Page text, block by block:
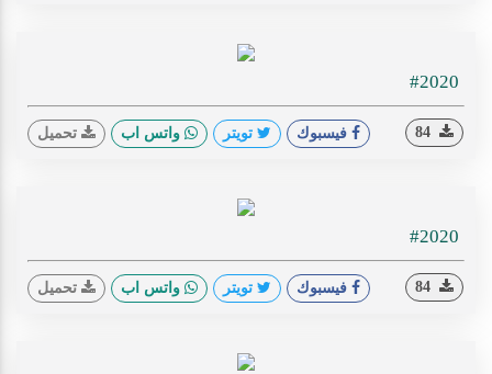
#2020
فيسبوك تويتر واتس اب تحميل
#2020
فيسبوك تويتر واتس اب تحميل